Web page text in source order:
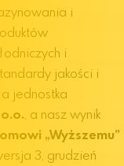
i
i
jakości i
jednostka
, a nasz wynik
„Wyższemu”
3, grudzień